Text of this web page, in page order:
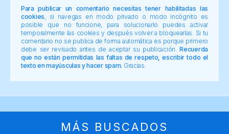
Para publicar un comentario necesitas tener habilitadas las
cookies , si navegas en modo privado o modo incógnito es
posible que no funcione, para solucionarlo puedes activar
temporalmente las cookies y después volver a bloquearlas. Si tu
comentario no se publica de forma automática es porque primero
debe ser revisado antes de aceptar su publicación.Recuerda
que no están permitidas las faltas de respeto, escribir todo el
texto en mayúsculas y hacer spam. Gracias.
MÁS BUSCADOS